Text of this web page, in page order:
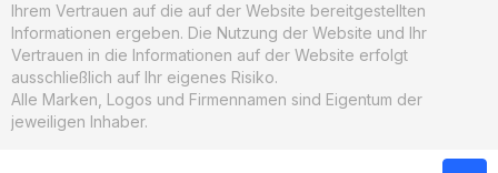
Ihrem Vertrauen auf die auf der Website bereitgestellten
Informationen ergeben. Die Nutzung der Website und Ihr
Vertrauen in die Informationen auf der Website erfolgt
ausschließlich auf Ihr eigenes Risiko.
Alle Marken, Logos und Firmennamen sind Eigentum der
jeweiligen Inhaber.